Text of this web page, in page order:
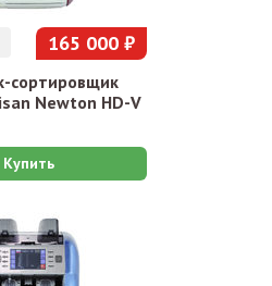
165 000 ₽
сортировщик
Newton HD-V
Купить